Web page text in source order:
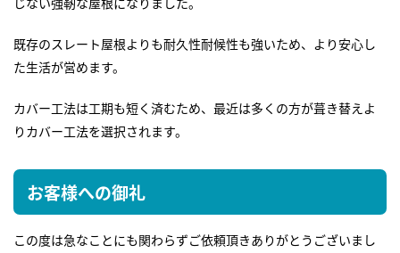
既存のスレート屋根よりも耐久性耐候性も強いため、より安心し
た生活が営めます。
カバー工法は工期も短く済むため、最近は多くの方が葺き替えよ
りカバー工法を選択されます。
お客様への御礼
この度は急なことにも関わらずご依頼頂きありがとうございまし